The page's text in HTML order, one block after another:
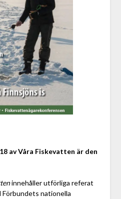
av Våra Fiskevatten är den
innehåller utförliga referat
Förbundets nationella